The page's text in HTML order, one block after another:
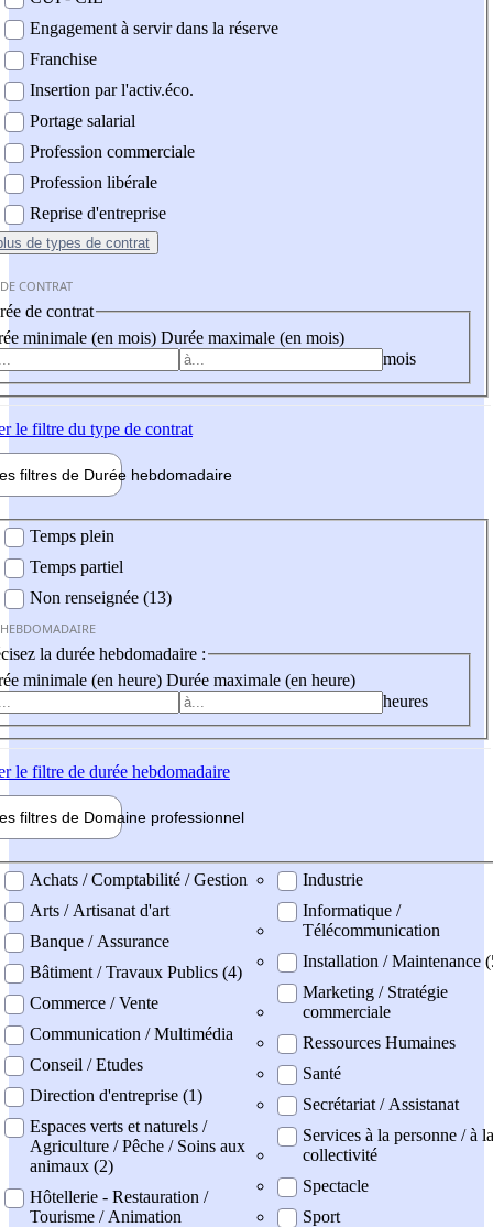
Engagement à servir dans la réserve
Franchise
Insertion par l'activ.éco.
Portage salarial
Profession commerciale
Profession libérale
Reprise d'entreprise
de types de contrat
CONTRAT
de contrat
minimale (en mois) Durée maximale (en mois)
mois
le filtre du type de contrat
filtres de Durée hebdomadaire
Temps plein
Temps partiel
Non renseignée (13)
la durée hebdomadaire :
minimale (en heure) Durée maximale (en heure)
heures
le filtre de durée hebdomadaire
filtres de Domaine professionnel
professionel
Achats / Comptabilité / Gestion
Arts / Artisanat d'art
Banque / Assurance
Bâtiment / Travaux Publics (4)
Commerce / Vente
Communication / Multimédia
Conseil / Etudes
Direction d'entreprise (1)
Espaces verts et naturels /
Agriculture / Pêche / Soins aux
animaux (2)
Hôtellerie - Restauration /
Tourisme / Animation
Industrie
Informatique /
Télécommunication
Installation / Maintenance
Marketing / Stratégie
commerciale
Ressources Humaines
Santé
Secrétariat / Assistanat
Services à la personne / à la
collectivité
Spectacle
Sport